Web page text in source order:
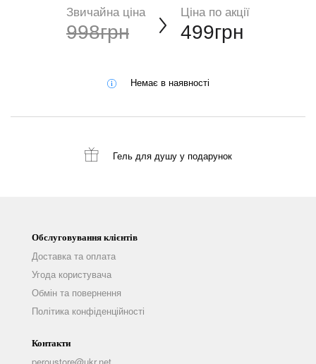
Звичайна ціна
998грн
Ціна по акції
499грн
Немає в наявності
Гель для душуу подарунок
Обслуговування клієнтів
Доставка та оплата
Угода користувача
Обмін та повернення
Політика конфіденційності
Контакти